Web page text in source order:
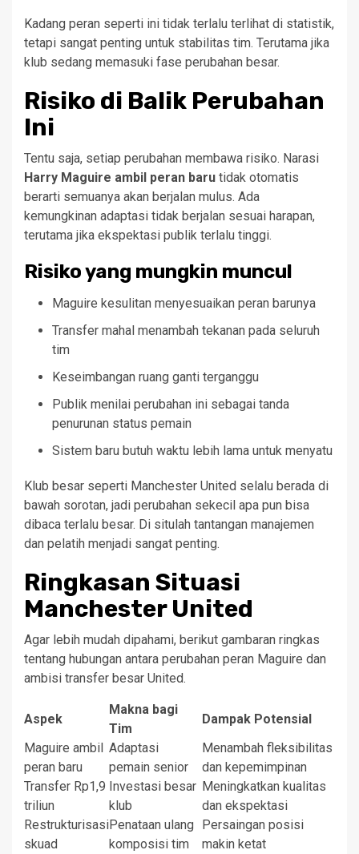
Kadang peran seperti ini tidak terlalu terlihat di statistik,
tetapi sangat penting untuk stabilitas tim. Terutama jika
klub sedang memasuki fase perubahan besar.
Risiko di Balik Perubahan
Ini
Tentu saja, setiap perubahan membawa risiko. Narasi
Harry Maguire ambil peran baru tidak otomatis
berarti semuanya akan berjalan mulus. Ada
kemungkinan adaptasi tidak berjalan sesuai harapan,
terutama jika ekspektasi publik terlalu tinggi.
Risiko yang mungkin muncul
Maguire kesulitan menyesuaikan peran barunya
Transfer mahal menambah tekanan pada seluruh
tim
Keseimbangan ruang ganti terganggu
Publik menilai perubahan ini sebagai tanda
penurunan status pemain
Sistem baru butuh waktu lebih lama untuk menyatu
Klub besar seperti Manchester United selalu berada di
bawah sorotan, jadi perubahan sekecil apa pun bisa
dibaca terlalu besar. Di situlah tantangan manajemen
dan pelatih menjadi sangat penting.
Ringkasan Situasi
Manchester United
Agar lebih mudah dipahami, berikut gambaran ringkas
tentang hubungan antara perubahan peran Maguire dan
ambisi transfer besar United.
Aspek
Makna bagi
Tim
Dampak Potensial
Maguire ambil
peran baru
Adaptasi
pemain senior
Menambah fleksibilitas
dan kepemimpinan
Transfer Rp1,9
triliun
Investasi besar
klub
Meningkatkan kualitas
dan ekspektasi
Restrukturisasi
skuad
Penataan ulang
komposisi tim
Persaingan posisi
makin ketat